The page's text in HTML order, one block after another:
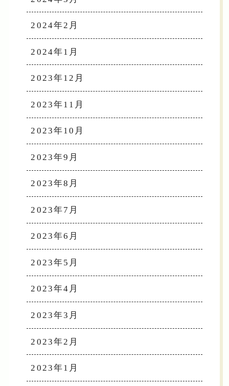
2024年2月
2024年1月
2023年12月
2023年11月
2023年10月
2023年9月
2023年8月
2023年7月
2023年6月
2023年5月
2023年4月
2023年3月
2023年2月
2023年1月